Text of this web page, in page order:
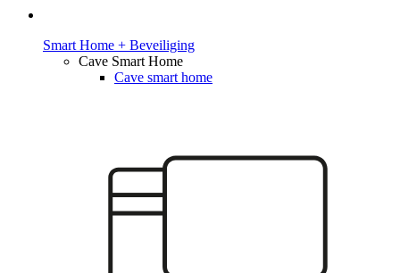
Smart Home + Beveiliging
Cave Smart Home
Cave smart home